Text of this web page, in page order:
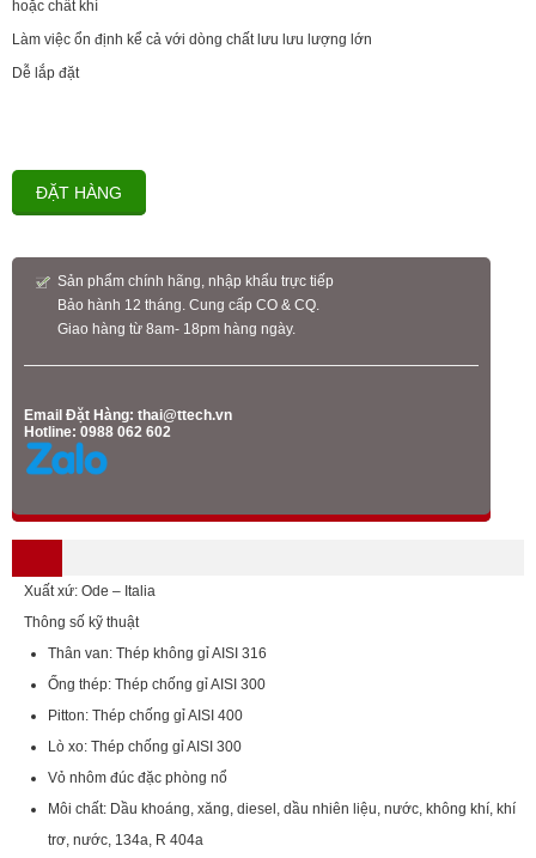
hoặc chất khí
Làm việc ổn định kể cả với dòng chất lưu lưu lượng lớn
Dễ lắp đặt
ĐẶT HÀNG
Sản phẩm chính hãng, nhập khẩu trực tiếp
Bảo hành 12 tháng. Cung cấp CO & CQ.
Giao hàng từ 8am- 18pm hàng ngày.
Email Đặt Hàng: thai@ttech.vn
Hotline: 0988 062 602
Xuất xứ: Ode – Italia
Thông số kỹ thuật
Thân van: Thép không gỉ AISI 316
Ống thép: Thép chống gỉ AISI 300
Pitton: Thép chống gỉ AISI 400
Lò xo: Thép chống gỉ AISI 300
Vỏ nhôm đúc đặc phòng nổ
Môi chất: Dầu khoáng, xăng, diesel, dầu nhiên liệu, nước, không khí, khí
trơ, nước, 134a, R 404a